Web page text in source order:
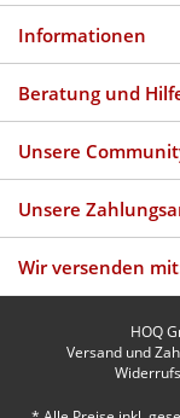
Informationen
Beratung und
Unsere
Unsere
Wir versenden
HOQ
Versand und